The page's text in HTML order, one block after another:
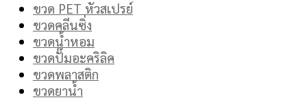
ขวด PET หัวสเปรย์
ขวดคลีนซิ่ง
ขวดน้ำหอม
ขวดปั๊มอะคริลิค
ขวดพลาสติก
ขวดยาน้ำ